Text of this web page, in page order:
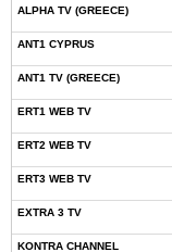
ALPHA TV (GREECE)
ANT1 CYPRUS
ANT1 TV (GREECE)
ERT1 WEB TV
ERT2 WEB TV
ERT3 WEB TV
EXTRA 3 TV
KONTRA CHANNEL